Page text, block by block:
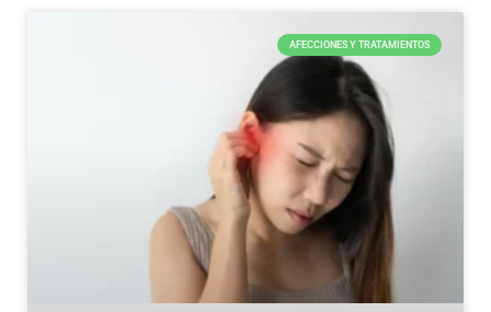
AFECCIONES Y TRATAMIENTOS